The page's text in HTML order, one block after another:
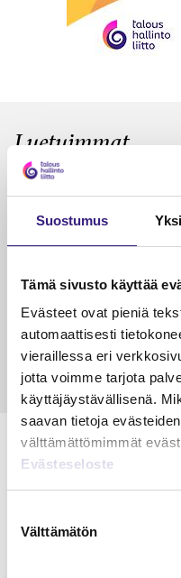
Suostumus
Tämä sivusto käyttää
Evästeet ovat pieniä
automaattisesti
vieraillessa eri
jotta voimme tarjota
käyttäjäystävällisenä.
saavan tietoja
välttämättömimmät
Evästeseloste
valinta
Välttämätön
Luetuimmat
VEROTUS
verotuksessa –
veloitus, kulujen
veloitus ja
15.5.2023 10 min